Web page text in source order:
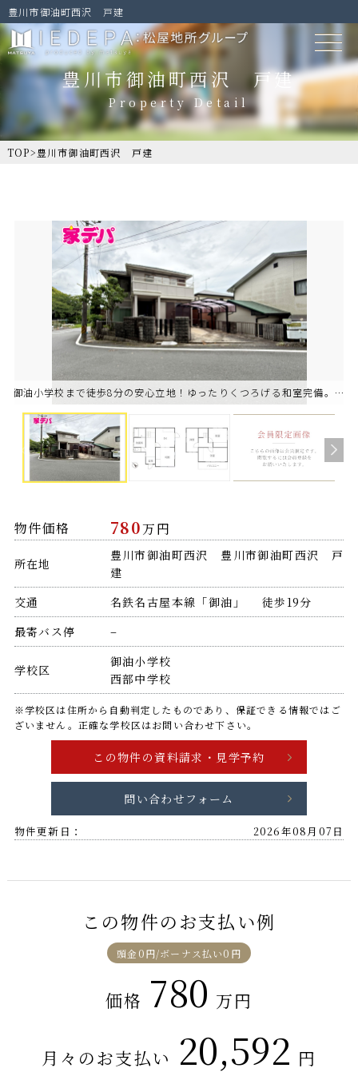
豊川市御油町西沢 戸建
TOP>豊川市御油町西沢 戸建
豊川市御油町西沢 戸建
物件価格 780万円
所在地
豊川市御油町西沢 豊川市御油町西沢 戸
建
交通
名鉄名古屋本線「御油」 徒歩19分
最寄バス停
–
学校区
御油小学校
西部中学校
※学校区は住所から自動判定したものであり、保証できる情報ではご
ざいません。正確な学校区はお問い合わせ下さい。
問い合わせフォーム
物件更新日： 2026年08月07日
御油小学校まで徒歩8分の安心立地！ゆったりくつろげる和室完備。南西向き「4DK」
この物件のお支払い例
頭金0円/ボーナス払い0円
価格 780 万円
月々のお支払い 20,592 円